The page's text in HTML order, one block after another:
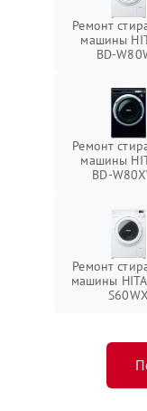
Ремонт
машины
BD-
Ремонт
машины
BD-
Ремонт
машины
S60WX